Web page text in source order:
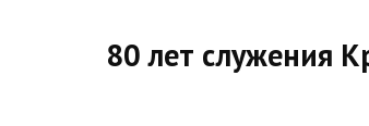
80 лет служения